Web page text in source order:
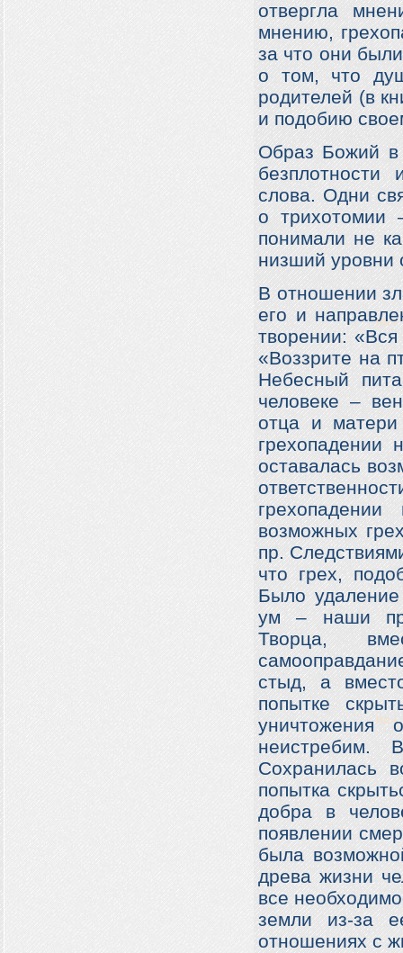
отвергла
мнению,
за что они
о том, что
родителей (в
и подобию
Образ Божий в
слова. Одни
о
понимали не
низший уровни
В отношении
его и
творении:
«Воззрите на
Небесный
человеке –
отца и
грехопадении
оставалась
возможных
пр.
что грех,
Было
ум – наши
Творца,
стыд, а
попытке
неистребим.
Сохранилась
попытка
добра в
появлении
была
древа жизни
все
земли из-за
отношениях с